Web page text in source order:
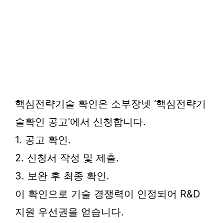
핵심전략기술 확인은 소부장넷 ‘핵심전략기
술확인 공고’에서 신청합니다.
1. 공고 확인.
2. 신청서 작성 및 제출.
3. 보완 후 최종 확인.
이 확인으로 기술 경쟁력이 인정되어 R&D
지원 우선권을 얻습니다.